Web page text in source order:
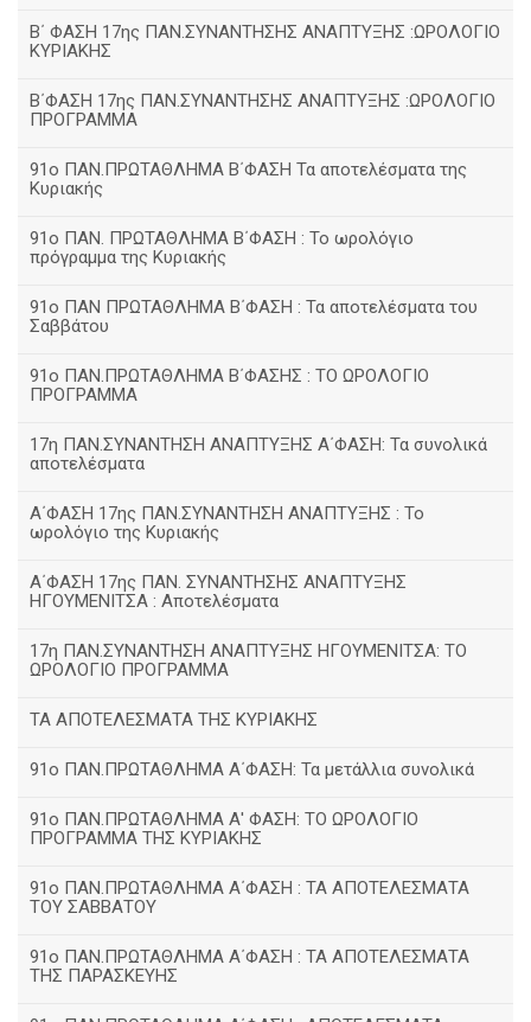
B΄ ΦΑΣΗ 17ης ΠΑΝ.ΣΥΝΑΝΤΗΣΗΣ ΑΝΑΠΤΥΞΗΣ :ΩΡΟΛΟΓΙΟ
ΚΥΡΙΑΚΗΣ
Β΄ΦΑΣΗ 17ης ΠΑΝ.ΣΥΝΑΝΤΗΣΗΣ ΑΝΑΠΤΥΞΗΣ :ΩΡΟΛΟΓΙΟ
ΠΡΟΓΡΑΜΜΑ
91ο ΠΑΝ.ΠΡΩΤΑΘΛΗΜΑ Β΄ΦΑΣΗ Τα αποτελέσματα της
Κυριακής
91ο ΠΑΝ. ΠΡΩΤΑΘΛΗΜΑ Β΄ΦΑΣΗ : Το ωρολόγιο
πρόγραμμα της Κυριακής
91ο ΠΑΝ ΠΡΩΤΑΘΛΗΜΑ Β΄ΦΑΣΗ : Τα αποτελέσματα του
Σαββάτου
91ο ΠΑΝ.ΠΡΩΤΑΘΛΗΜΑ Β΄ΦΑΣΗΣ : ΤΟ ΩΡΟΛΟΓΙΟ
ΠΡΟΓΡΑΜΜΑ
17η ΠΑΝ.ΣΥΝΑΝΤΗΣΗ ΑΝΑΠΤΥΞΗΣ Α΄ΦΑΣΗ: Τα συνολικά
αποτελέσματα
Α΄ΦΑΣΗ 17ης ΠΑΝ.ΣΥΝΑΝΤΗΣΗ ΑΝΑΠΤΥΞΗΣ : Το
ωρολόγιο της Κυριακής
Α΄ΦΑΣΗ 17ης ΠΑΝ. ΣΥΝΑΝΤΗΣΗΣ ΑΝΑΠΤΥΞΗΣ
ΗΓΟΥΜΕΝΙΤΣΑ : Αποτελέσματα
17η ΠΑΝ.ΣΥΝΑΝΤΗΣΗ ΑΝΑΠΤΥΞΗΣ ΗΓΟΥΜΕΝΙΤΣΑ: ΤΟ
ΩΡΟΛΟΓΙΟ ΠΡΟΓΡΑΜΜΑ
ΤΑ ΑΠΟΤΕΛΕΣΜΑΤΑ ΤΗΣ ΚΥΡΙΑΚΗΣ
91ο ΠΑΝ.ΠΡΩΤΑΘΛΗΜΑ Α΄ΦΑΣΗ: Τα μετάλλια συνολικά
91ο ΠΑΝ.ΠΡΩΤΑΘΛΗΜΑ Α' ΦΑΣΗ: ΤΟ ΩΡΟΛΟΓΙΟ
ΠΡΟΓΡΑΜΜΑ ΤΗΣ ΚΥΡΙΑΚΗΣ
91ο ΠΑΝ.ΠΡΩΤΑΘΛΗΜΑ Α΄ΦΑΣΗ : ΤΑ ΑΠΟΤΕΛΕΣΜΑΤΑ
ΤΟΥ ΣΑΒΒΑΤΟΥ
91ο ΠΑΝ.ΠΡΩΤΑΘΛΗΜΑ Α΄ΦΑΣΗ : ΤΑ ΑΠΟΤΕΛΕΣΜΑΤΑ
ΤΗΣ ΠΑΡΑΣΚΕΥΗΣ